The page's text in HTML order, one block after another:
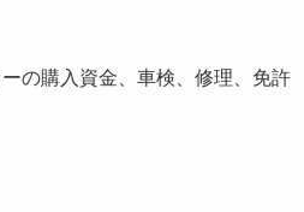
の購入資金、車検、修理、免許